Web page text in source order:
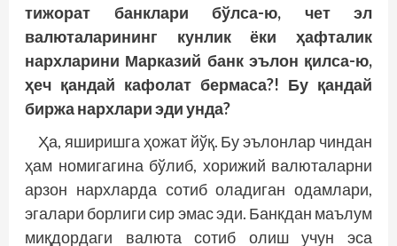
тижорат банклари бўлса-ю, чет эл
валюталарининг кунлик ёки ҳафталик
нархларини Марказий банк эълон қилса-ю,
ҳеч қандай кафолат бермаса?! Бу қандай
биржа нархлари эди унда?
Ҳа, яширишга ҳожат йўқ. Бу эълонлар чиндан
ҳам номигагина бўлиб, хорижий валюталарни
арзон нархларда сотиб оладиган одамлари,
эгалари борлиги сир эмас эди. Банкдан маълум
миқдордаги валюта сотиб олиш учун эса